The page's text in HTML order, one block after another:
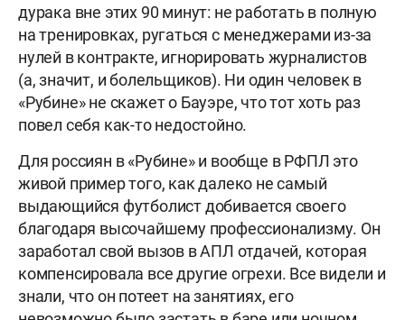
дурака вне этих 90 минут: не работать в полную
на тренировках, ругаться с менеджерами из-за
нулей в контракте, игнорировать журналистов
(а, значит, и болельщиков). Ни один человек в
«Рубине» не скажет о Бауэре, что тот хоть раз
повел себя как-то недостойно.
Для россиян в «Рубине» и вообще в РФПЛ это
живой пример того, как далеко не самый
выдающийся футболист добивается своего
благодаря высочайшему профессионализму. Он
заработал свой вызов в АПЛ отдачей, которая
компенсировала все другие огрехи. Все видели и
знали, что он потеет на занятиях, его